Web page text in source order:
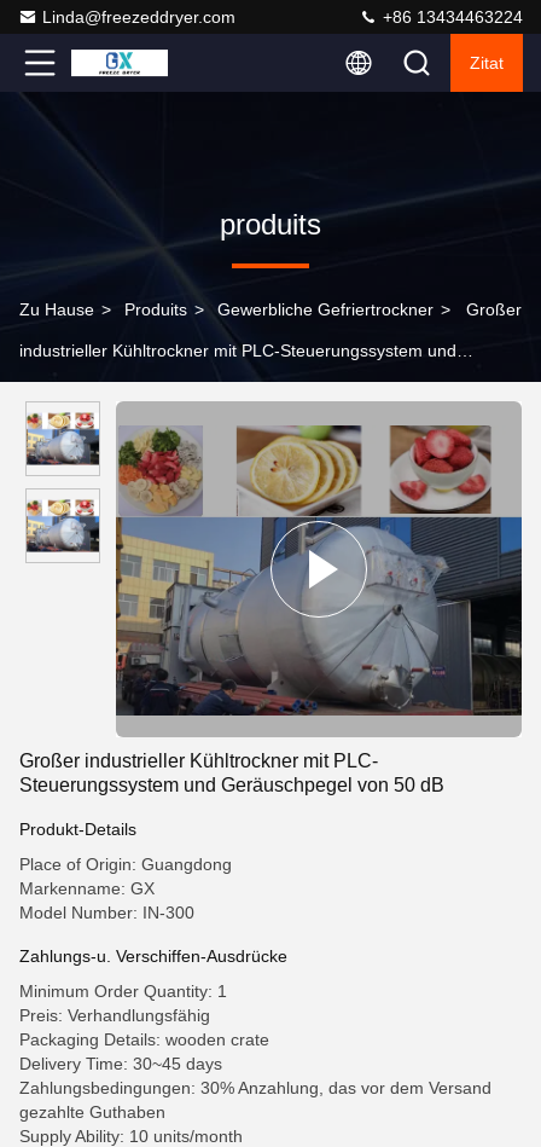
Linda@freezeddryer.com +86 13434463224
Zitat
produits
Zu Hause > Produits > Gewerbliche Gefriertrockner > Großer
industrieller Kühltrockner mit PLC-Steuerungssystem und
Großer industrieller Kühltrockner mit PLC-
Steuerungssystem und Geräuschpegel von 50 dB
Produkt-Details
Place of Origin: Guangdong
Markenname: GX
Model Number: IN-300
Zahlungs-u. Verschiffen-Ausdrücke
Minimum Order Quantity: 1
Preis: Verhandlungsfähig
Packaging Details: wooden crate
Delivery Time: 30~45 days
Zahlungsbedingungen: 30% Anzahlung, das vor dem Versand
gezahlte Guthaben
Supply Ability: 10 units/month